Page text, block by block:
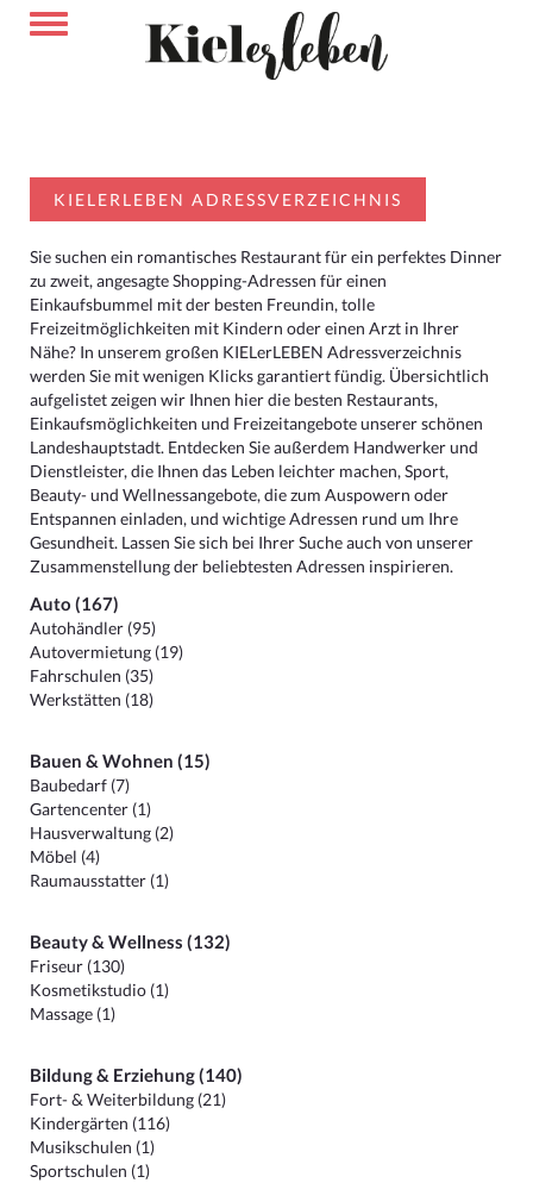
KIELERLEBEN ADRESSVERZEICHNIS
Sie suchen ein romantisches Restaurant für ein perfektes Dinner
zu zweit, angesagte Shopping-Adressen für einen
Einkaufsbummel mit der besten Freundin, tolle
Freizeitmöglichkeiten mit Kindern oder einen Arzt in Ihrer
Nähe? In unserem großen KIELerLEBEN Adressverzeichnis
werden Sie mit wenigen Klicks garantiert fündig. Übersichtlich
aufgelistet zeigen wir Ihnen hier die besten Restaurants,
Einkaufsmöglichkeiten und Freizeitangebote unserer schönen
Landeshauptstadt. Entdecken Sie außerdem Handwerker und
Dienstleister, die Ihnen das Leben leichter machen, Sport,
Beauty- und Wellnessangebote, die zum Auspowern oder
Entspannen einladen, und wichtige Adressen rund um Ihre
Gesundheit. Lassen Sie sich bei Ihrer Suche auch von unserer
Zusammenstellung der beliebtesten Adressen inspirieren.
Auto (167)
Autohändler (95)
Autovermietung (19)
Fahrschulen (35)
Werkstätten (18)
Bauen & Wohnen (15)
Baubedarf (7)
Gartencenter (1)
Hausverwaltung (2)
Möbel (4)
Raumausstatter (1)
Beauty & Wellness (132)
Friseur (130)
Kosmetikstudio (1)
Massage (1)
Bildung & Erziehung (140)
Fort- & Weiterbildung (21)
Kindergärten (116)
Musikschulen (1)
Sportschulen (1)